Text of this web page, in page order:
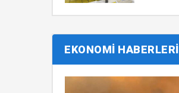
EKONOMİ HABERLERİ